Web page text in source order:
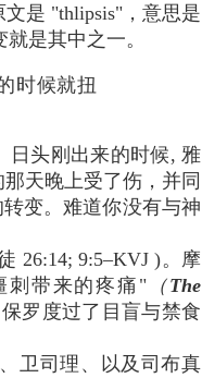
是 "thlipsis"，意思是
是其中之一。
时候就扭
日头刚出来的时候, 雅
天晚上受了伤，并同
变。难道你没有与神
26:14; 9:5–KVJ )。摩
刺带来的疼痛"（The
罗度过了目盲与禁食
卫司理、以及司布真